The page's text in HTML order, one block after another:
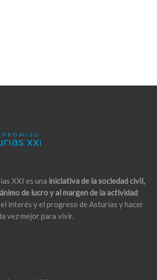
XXI es una iniciativa de la sociedad civil,
de lucro y al margen de la actividad
interés y el progreso de Asturias y hacer
vez mejor para vivir.